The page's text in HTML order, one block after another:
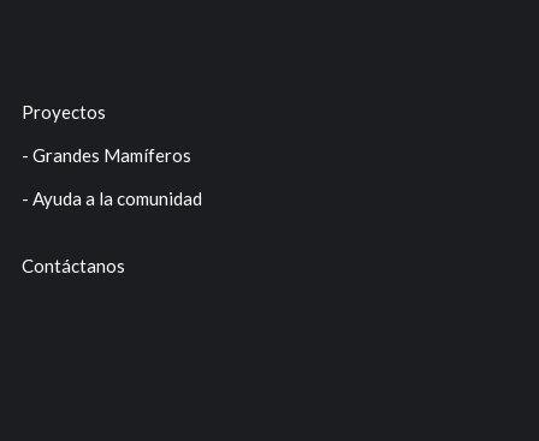
Proyectos
- Grandes Mamíferos
- Ayuda a la comunidad
Contáctanos